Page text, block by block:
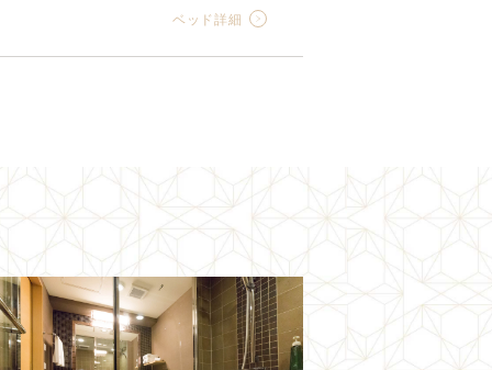
ベッド詳細